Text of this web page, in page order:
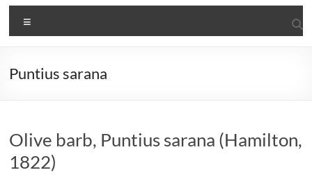
Puntius sarana
Olive barb, Puntius sarana (Hamilton,
1822)